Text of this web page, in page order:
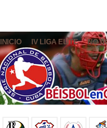
INICIO IV LIGA ELITE